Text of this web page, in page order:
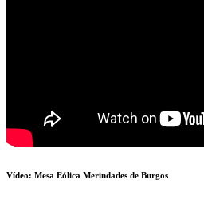
Vídeo: Mesa Eólica Merindades de Burgos